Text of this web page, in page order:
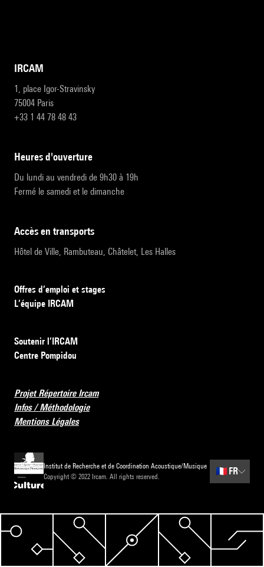
IRCAM
1, place Igor-Stravinsky
75004 Paris
+33 1 44 78 48 43
heures d'ouverture
Du lundi au vendredi de 9h30 à 19h
Fermé le samedi et le dimanche
accès en transports
Hôtel de Ville, Rambuteau, Châtelet, Les Halles
Offres d’emploi et stages
L’équipe IRCAM
Soutenir l’IRCAM
Centre Pompidou
Projet Répertoire Ircam
Infos / Méthodologie
Mentions Légales
Institut de Recherche et de Coordination Acoustique/Musique
Copyright © 2022 Ircam. All rights reserved.
🇫🇷 FR